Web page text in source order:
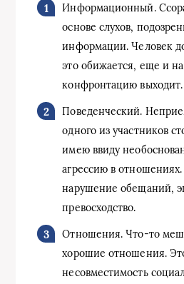
Информационный.
основе слухов,
информации. Человек
это обижается, еще и
конфронтацию выходит.
Поведенческий.
одного из участников
имею ввиду
агрессию в
нарушение обещаний,
превосходство.
Отношения. Что-то
хорошие отношения.
несовместимость